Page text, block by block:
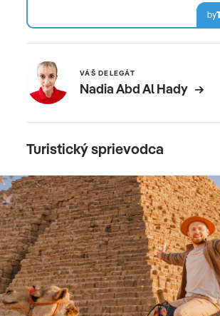
by
VÁŠ DELEGÁT
Nadia Abd Al Hady
Turistický sprievodca